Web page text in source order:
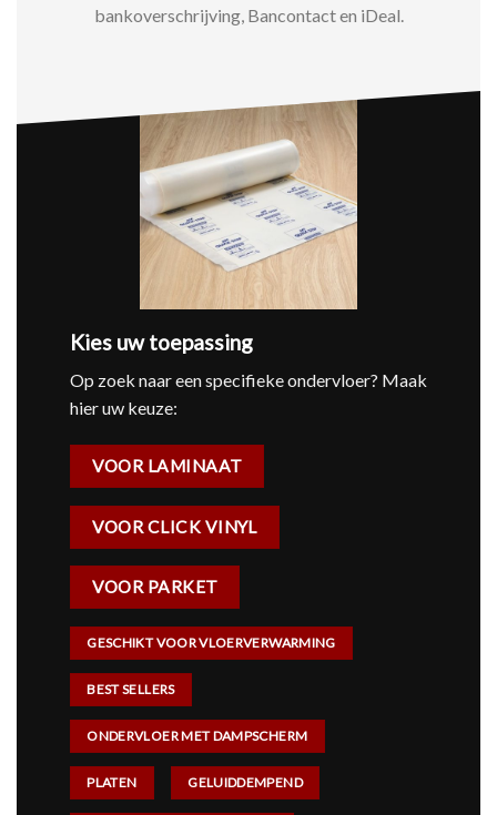
bankoverschrijving, Bancontact en iDeal.
Kies uw toepassing
Op zoek naar een specifieke ondervloer? Maak
hier uw keuze:
VOOR LAMINAAT
VOOR CLICK VINYL
VOOR PARKET
GESCHIKT VOOR VLOERVERWARMING
BEST SELLERS
ONDERVLOER MET DAMPSCHERM
PLATEN GELUIDDEMPEND